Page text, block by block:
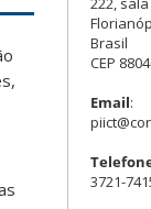
Brasil
CEP
Email:
3721-